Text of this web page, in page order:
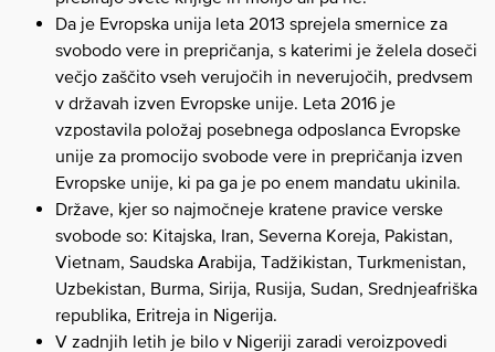
Da je Evropska unija leta 2013 sprejela smernice za
svobodo vere in prepričanja, s katerimi je želela doseči
večjo zaščito vseh verujočih in neverujočih, predvsem
v državah izven Evropske unije. Leta 2016 je
vzpostavila položaj posebnega odposlanca Evropske
unije za promocijo svobode vere in prepričanja izven
Evropske unije, ki pa ga je po enem mandatu ukinila.
Države, kjer so najmočneje kratene pravice verske
svobode so: Kitajska, Iran, Severna Koreja, Pakistan,
Vietnam, Saudska Arabija, Tadžikistan, Turkmenistan,
Uzbekistan, Burma, Sirija, Rusija, Sudan, Srednjeafriška
republika, Eritreja in Nigerija.
V zadnjih letih je bilo v Nigeriji zaradi veroizpovedi